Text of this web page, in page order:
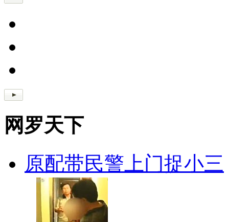
网罗天下
原配带民警上门捉小三